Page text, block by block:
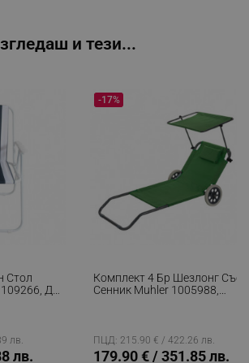
и тези...
Стол
До
лв.
лв.
Комплект 4 Бр Шезлонг Със
Сенник Muhler 1005988,
-17%
ПЦД: 215.90 € / 422.26 лв.
179.90 € / 351.85 лв.